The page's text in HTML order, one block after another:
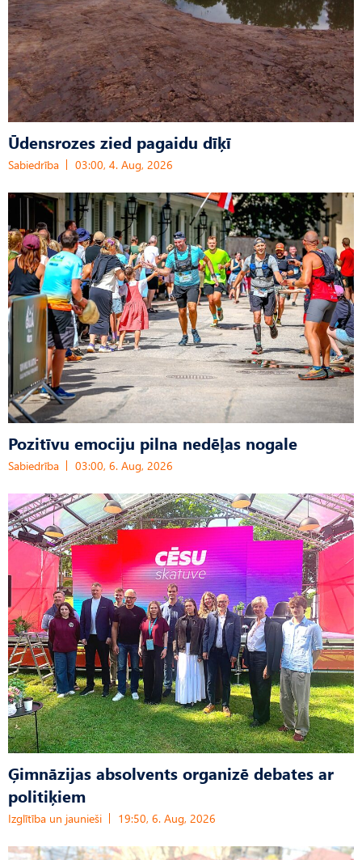
Ūdensrozes zied pagaidu dīķī
Sabiedrība 03:00, 4. Aug, 2026
Pozitīvu emociju pilna nedēļas nogale
Sabiedrība 03:00, 6. Aug, 2026
Ģimnāzijas absolvents organizē debates ar
politiķiem
Izglītība un jaunieši 19:50, 6. Aug, 2026